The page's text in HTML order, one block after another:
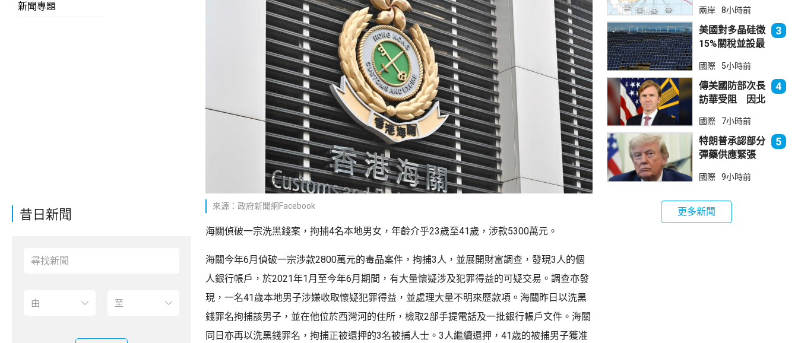
新聞專題
昔日新聞
來源：政府新聞網Facebook
海關偵破一宗洗黑錢案，拘捕4名本地男女，年齡介乎23歲至41歲，涉款5300萬元。
海關今年6月偵破一宗涉款2800萬元的毒品案件，拘捕3人，並展開財富調查，發現3人的個
人銀行帳戶，於2021年1月至今年6月期間，有大量懷疑涉及犯罪得益的可疑交易。調查亦發
現，一名41歲本地男子涉嫌收取懷疑犯罪得益，並處理大量不明來歷款項。海關昨日以洗黑
錢罪名拘捕該男子，並在他位於西灣河的住所，檢取2部手提電話及一批銀行帳戶文件。海關
同日亦再以洗黑錢罪名，拘捕正被還押的3名被捕人士。3人繼續還押，41歲的被捕男子獲准
兩岸 8小時前
美國對多晶硅徵
15%關稅並設最
克：中國無法再
傾銷
3
國際 5小時前
傳美國防部次長
訪華受阻 因北
售
4
國際 7小時前
特朗普承認部分
彈藥供應緊張
成
5
國際 9小時前
更多新聞